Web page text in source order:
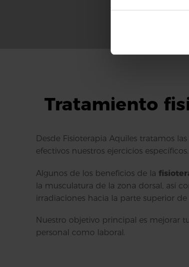
Tratamiento
Desde Fisioterapia Aquiles tratamos las
efectivos nuestros ejercicios específicos.
Algunos de los beneficios de la
la musculatura de la zona dorsal, así
irradiaciones hacia la parte superior
Nuestro objetivo principal es mejorar
personal como laboral.